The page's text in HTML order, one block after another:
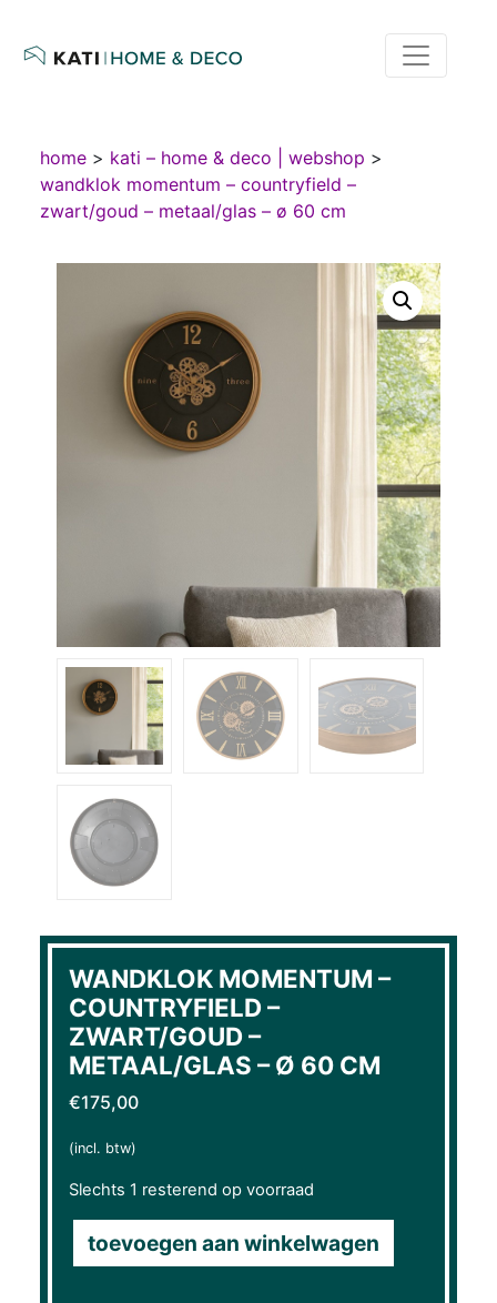
home > kati – home & deco | webshop >
wandklok momentum – countryfield –
zwart/goud – metaal/glas – ø 60 cm
WANDKLOK MOMENTUM –
COUNTRYFIELD –
ZWART/GOUD –
METAAL/GLAS – Ø 60 CM
€175,00
(incl. btw)
Slechts 1 resterend op voorraad
toevoegen aan winkelwagen